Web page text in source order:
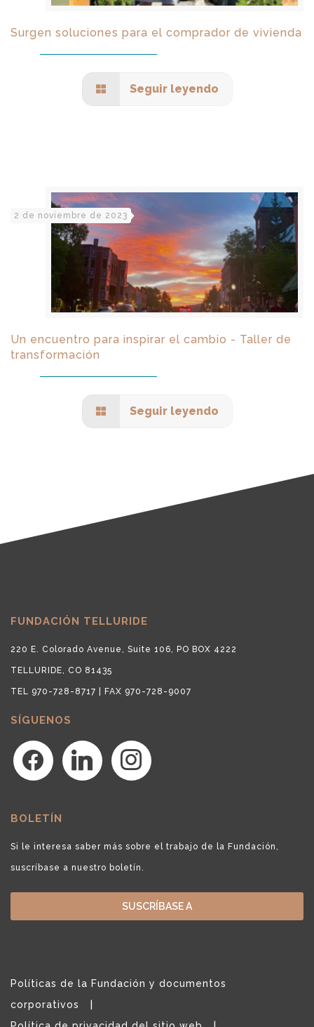
Surgen soluciones para el comprador de vivienda
Seguir leyendo
2 de noviembre de 2023
Un encuentro para inspirar el cambio - Taller de
transformación
Seguir leyendo
FUNDACIÓN TELLURIDE
220 E. Colorado Avenue, Suite 106, PO BOX 4222
TELLURIDE, CO 81435
TEL 970-728-8717 | FAX 970-728-9007
SÍGUENOS
facebook linkedin instagram
BOLETÍN
Si le interesa saber más sobre el trabajo de la Fundación,
suscríbase a nuestro boletín.
SUSCRÍBASE A
Políticas de la Fundación y documentos
corporativos